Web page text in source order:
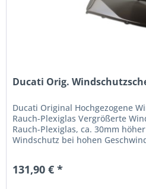
Ducati Orig.
Ducati Original Hochgezogene
Rauch-Plexiglas Vergrößerte
Rauch-Plexiglas, ca. 30mm
Windschutz bei hohen
131,90 € *